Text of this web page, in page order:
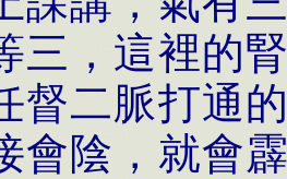
三，這裡的
督二脈打通
會陰，就會